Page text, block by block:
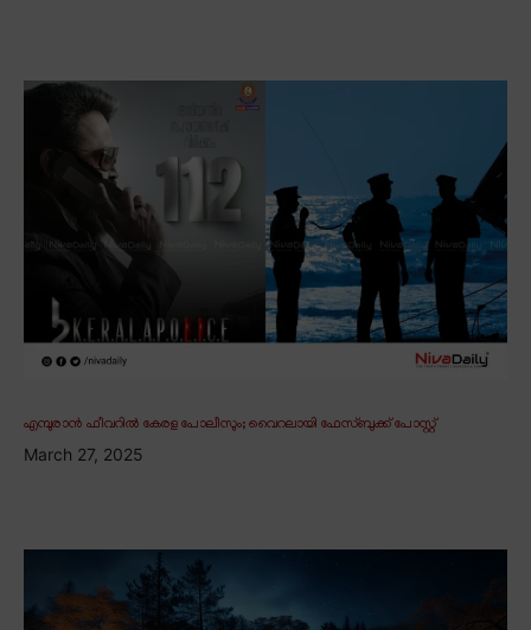
എമ്പുരാൻ ഫീവറിൽ കേരള പോലീസും; വൈറലായി ഫേസ്ബുക്ക് പോസ്റ്റ്
March 27, 2025